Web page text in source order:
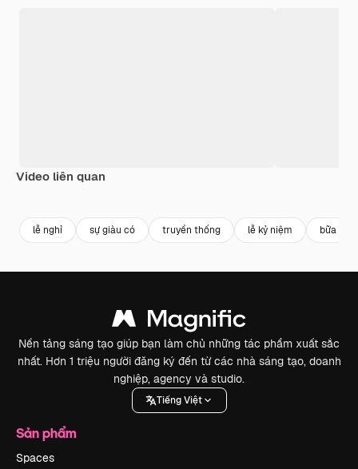
Video liên quan
lễ nghỉ sự giàu có truyền thống lễ kỷ niệm bữa tiệc
Nền tảng sáng tạo giúp bạn làm chủ những tác phẩm xuất sắc
nhất. Hơn 1 triệu người đăng ký đến từ các nhà sáng tạo, doanh
nghiệp, agency và studio.
Tiếng Việt
Sản phẩm
Spaces